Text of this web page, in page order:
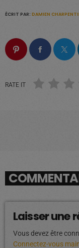
ÉCRIT PAR: DAMIEN
RATE IT
Laisser une
Vous devez être
Connectez-vous